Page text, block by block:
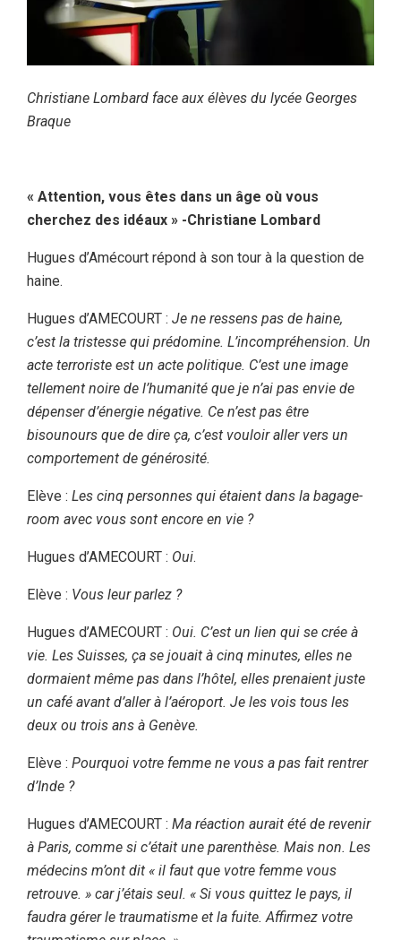
Christiane Lombard face aux élèves du lycée Georges
Braque
« Attention, vous êtes dans un âge où vous
cherchez des idéaux » -Christiane Lombard
Hugues d’Amécourt répond à son tour à la question de
haine.
Hugues d’AMECOURT : Je ne ressens pas de haine,
c’est la tristesse qui prédomine. L’incompréhension. Un
acte terroriste est un acte politique. C’est une image
tellement noire de l’humanité que je n’ai pas envie de
dépenser d’énergie négative. Ce n’est pas être
bisounours que de dire ça, c’est vouloir aller vers un
comportement de générosité.
Elève : Les cinq personnes qui étaient dans la bagage-
room avec vous sont encore en vie ?
Hugues d’AMECOURT : Oui.
Elève : Vous leur parlez ?
Hugues d’AMECOURT : Oui. C’est un lien qui se crée à
vie. Les Suisses, ça se jouait à cinq minutes, elles ne
dormaient même pas dans l’hôtel, elles prenaient juste
un café avant d’aller à l’aéroport. Je les vois tous les
deux ou trois ans à Genève.
Elève : Pourquoi votre femme ne vous a pas fait rentrer
d’Inde ?
Hugues d’AMECOURT : Ma réaction aurait été de revenir
à Paris, comme si c’était une parenthèse. Mais non. Les
médecins m’ont dit « il faut que votre femme vous
retrouve. » car j’étais seul. « Si vous quittez le pays, il
faudra gérer le traumatisme et la fuite. Affirmez votre